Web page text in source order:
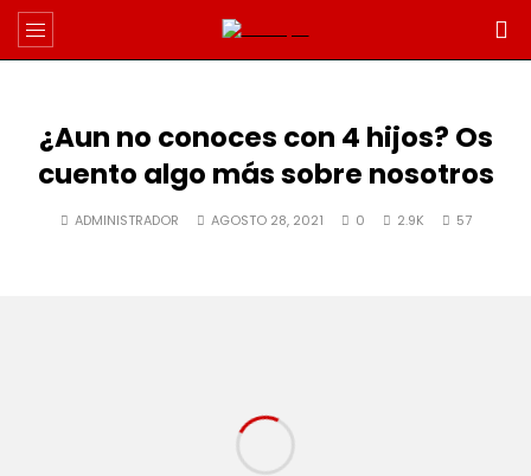
¿Aun no conoces con 4 hijos? Os
cuento algo más sobre nosotros
ADMINISTRADOR AGOSTO 28, 2021 0 2.9K 57